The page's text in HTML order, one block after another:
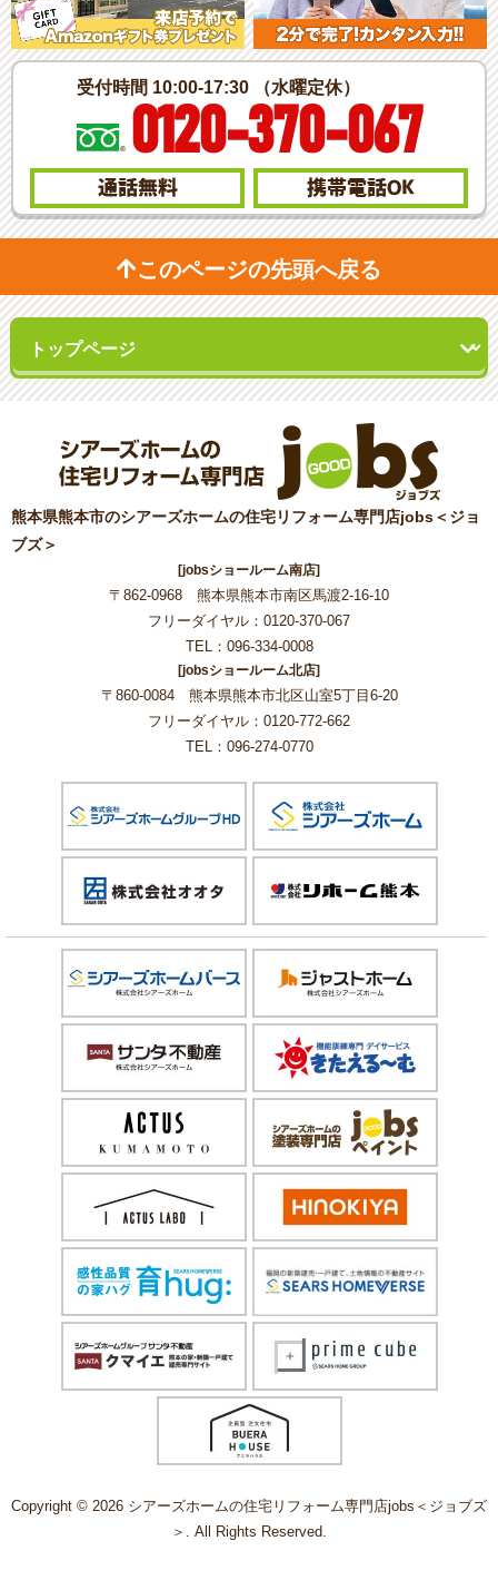
受付時間 10:00-17:30 （水曜定休）
0120-370-067
通話無料 携帯電話OK
このページの先頭へ戻る
熊本県熊本市のシアーズホームの住宅リフォーム専門店jobs＜ジョ
ブズ＞
[jobsショールーム南店]
〒862-0968 熊本県熊本市南区馬渡2-16-10
フリーダイヤル：0120-370-067
TEL：096-334-0008
[jobsショールーム北店]
〒860-0084 熊本県熊本市北区山室5丁目6-20
フリーダイヤル：0120-772-662
TEL：096-274-0770
Copyright © 2026 シアーズホームの住宅リフォーム専門店jobs＜ジョブズ
＞. All Rights Reserved.